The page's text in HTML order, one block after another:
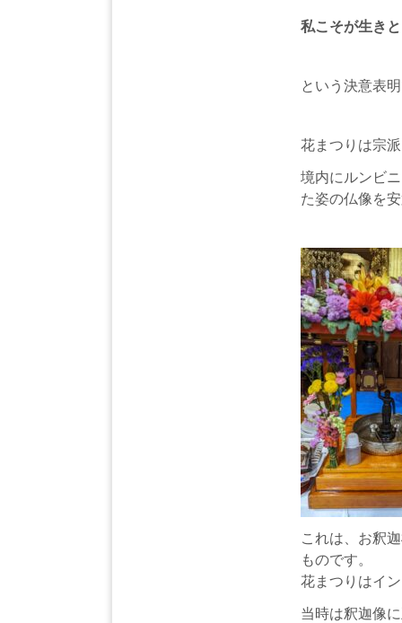
私こそが生き
という決意表
花まつりは宗
境内にルンビ
た姿の仏像を
これは、お釈
ものです。
花まつりはイ
当時は釈迦像